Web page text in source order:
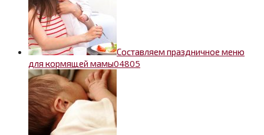
Составляем праздничное меню
для кормящей мамы04805